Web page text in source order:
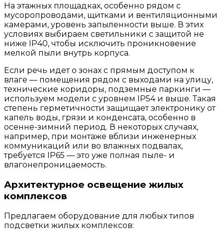
На этажных площадках, особенно рядом с
мусоропроводами, щитками и вентиляционными
камерами, уровень запыленности выше. В этих
условиях выбираем светильники с защитой не
ниже IP40, чтобы исключить проникновение
мелкой пыли внутрь корпуса.
Если речь идет о зонах с прямым доступом к
влаге — помещения рядом с выходами на улицу,
технические коридоры, подземные паркинги —
используем модели с уровнем IP54 и выше. Такая
степень герметичности защищает электронику от
капель воды, грязи и конденсата, особенно в
осенне-зимний период. В некоторых случаях,
например, при монтаже вблизи инженерных
коммуникаций или во влажных подвалах,
требуется IP65 — это уже полная пыле- и
влагонепроницаемость.
Архитектурное освещение жилых
комплексов
Предлагаем оборудование для любых типов
подсветки жилых комплексов: